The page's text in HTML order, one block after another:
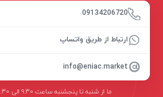
09134206720
ارتباط از طریق واتساپ
info@eniac.market
ما از شنبه تا پنجشنبه ساعت ۹:۳۰ الی ۱۸:۳۰ در خدمتیم!